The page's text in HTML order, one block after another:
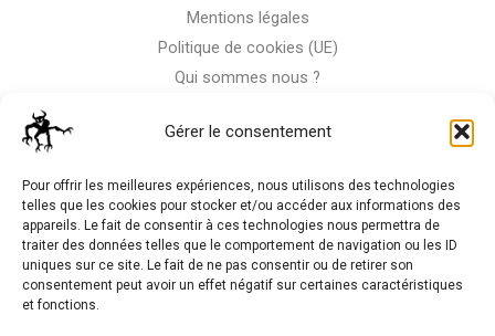
Gérer le consentement
Pour offrir les meilleures expériences, nous utilisons des technologies
telles que les cookies pour stocker et/ou accéder aux informations des
appareils. Le fait de consentir à ces technologies nous permettra de
traiter des données telles que le comportement de navigation ou les ID
uniques sur ce site. Le fait de ne pas consentir ou de retirer son
consentement peut avoir un effet négatif sur certaines caractéristiques
et fonctions.
Mentions légales
Politique de cookies (UE)
Qui sommes nous ?
La RC n'est pas notre seule passion, venez visiter notre shop
de motos